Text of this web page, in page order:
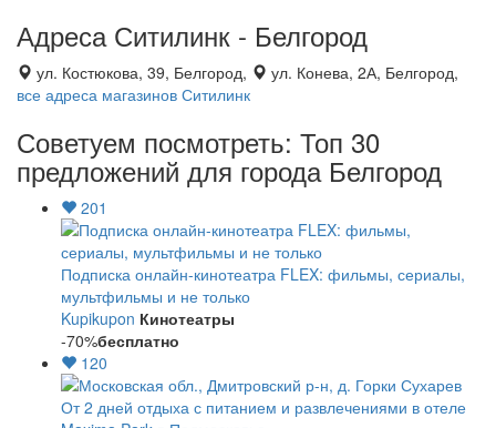
Адреса Ситилинк - Белгород
ул. Костюкова, 39, Белгород,
ул. Конева, 2А, Белгород,
все адреса магазинов Ситилинк
Советуем посмотреть: Топ 30
предложений для города Белгород
201
Подписка онлайн-кинотеатра FLEX: фильмы, сериалы,
мультфильмы и не только
Kupikupon Кинотеатры
-70%бесплатно
120
От 2 дней отдыха с питанием и развлечениями в отеле